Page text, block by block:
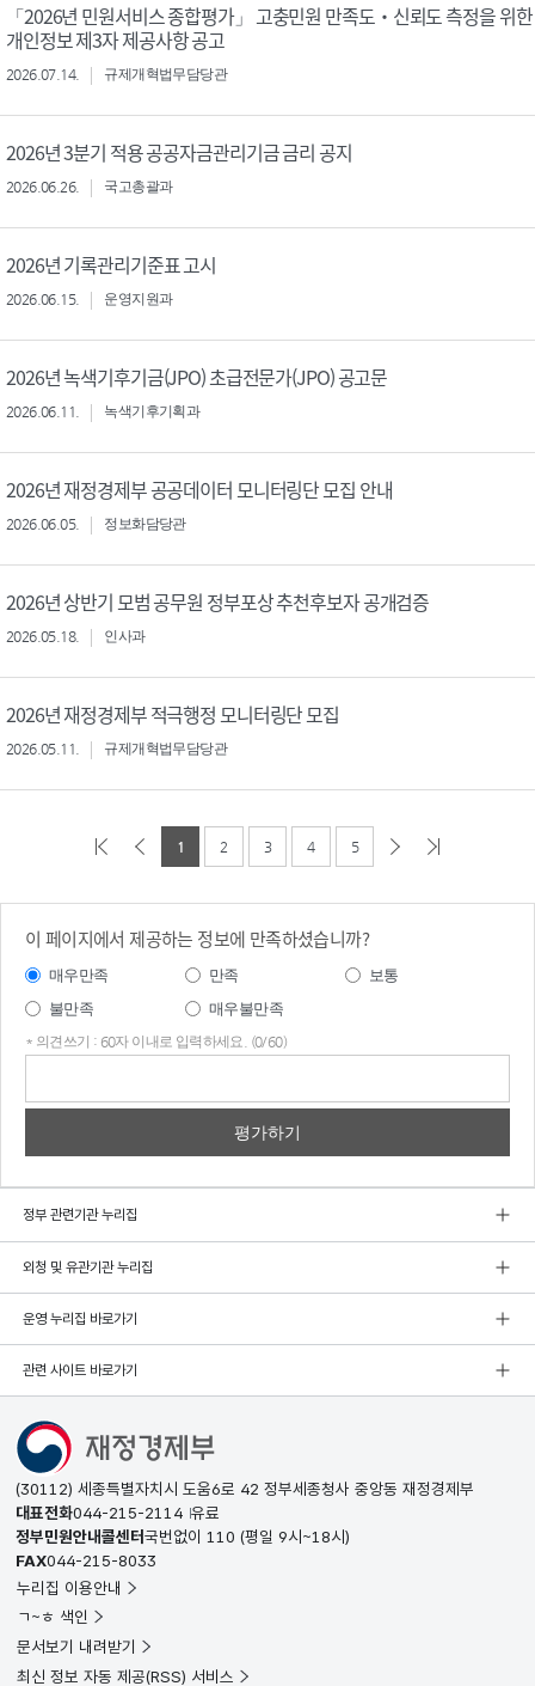
「2026년 민원서비스 종합평가」 고충민원 만족도‧신뢰도 측정을 위한
개인정보 제3자 제공사항 공고
2026.07.14. 규제개혁법무담당관
2026년 3분기 적용 공공자금관리기금 금리 공지
2026.06.26. 국고총괄과
2026년 기록관리기준표 고시
2026.06.15. 운영지원과
2026년 녹색기후기금(JPO) 초급전문가(JPO) 공고문
2026.06.11. 녹색기후기획과
2026년 재정경제부 공공데이터 모니터링단 모집 안내
2026.06.05. 정보화담당관
2026년 상반기 모범 공무원 정부포상 추천후보자 공개검증
2026.05.18. 인사과
2026년 재정경제부 적극행정 모니터링단 모집
2026.05.11. 규제개혁법무담당관
1 2 3 4 5
이 페이지에서 제공하는 정보에 만족하셨습니까?
매우만족 만족
보통
불만족
매우불만족
* 의견쓰기 : 60자 이내로 입력하세요. (0/60)
정부 관련기관 누리집
외청 및 유관기관 누리집
운영 누리집 바로가기
관련 사이트 바로가기
(30112) 세종특별자치시 도움6로 42 정부세종청사 중앙동 재정경제부
대표전화044-215-2114 유료
정부민원안내콜센터국번없이 110 (평일 9시~18시)
FAX044-215-8033
누리집 이용안내
ㄱ~ㅎ 색인
문서보기 내려받기
최신 정보 자동 제공(RSS) 서비스